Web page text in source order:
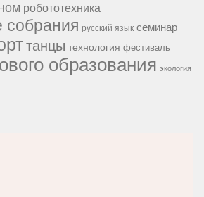
робототехника
собрания русский язык семинар
танцы технология фестиваль
образования экология